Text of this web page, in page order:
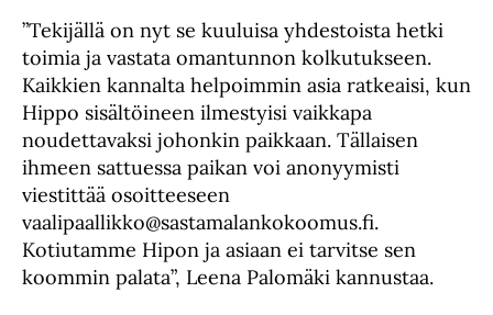
”Tekijällä on nyt se kuuluisa yhdestoista hetki
toimia ja vastata omantunnon kolkutukseen.
Kaikkien kannalta helpoimmin asia ratkeaisi, kun
Hippo sisältöineen ilmestyisi vaikkapa
noudettavaksi johonkin paikkaan. Tällaisen
ihmeen sattuessa paikan voi anonyymisti
viestittää osoitteeseen
vaalipaallikko@sastamalankokoomus.fi.
Kotiutamme Hipon ja asiaan ei tarvitse sen
koommin palata”, Leena Palomäki kannustaa.